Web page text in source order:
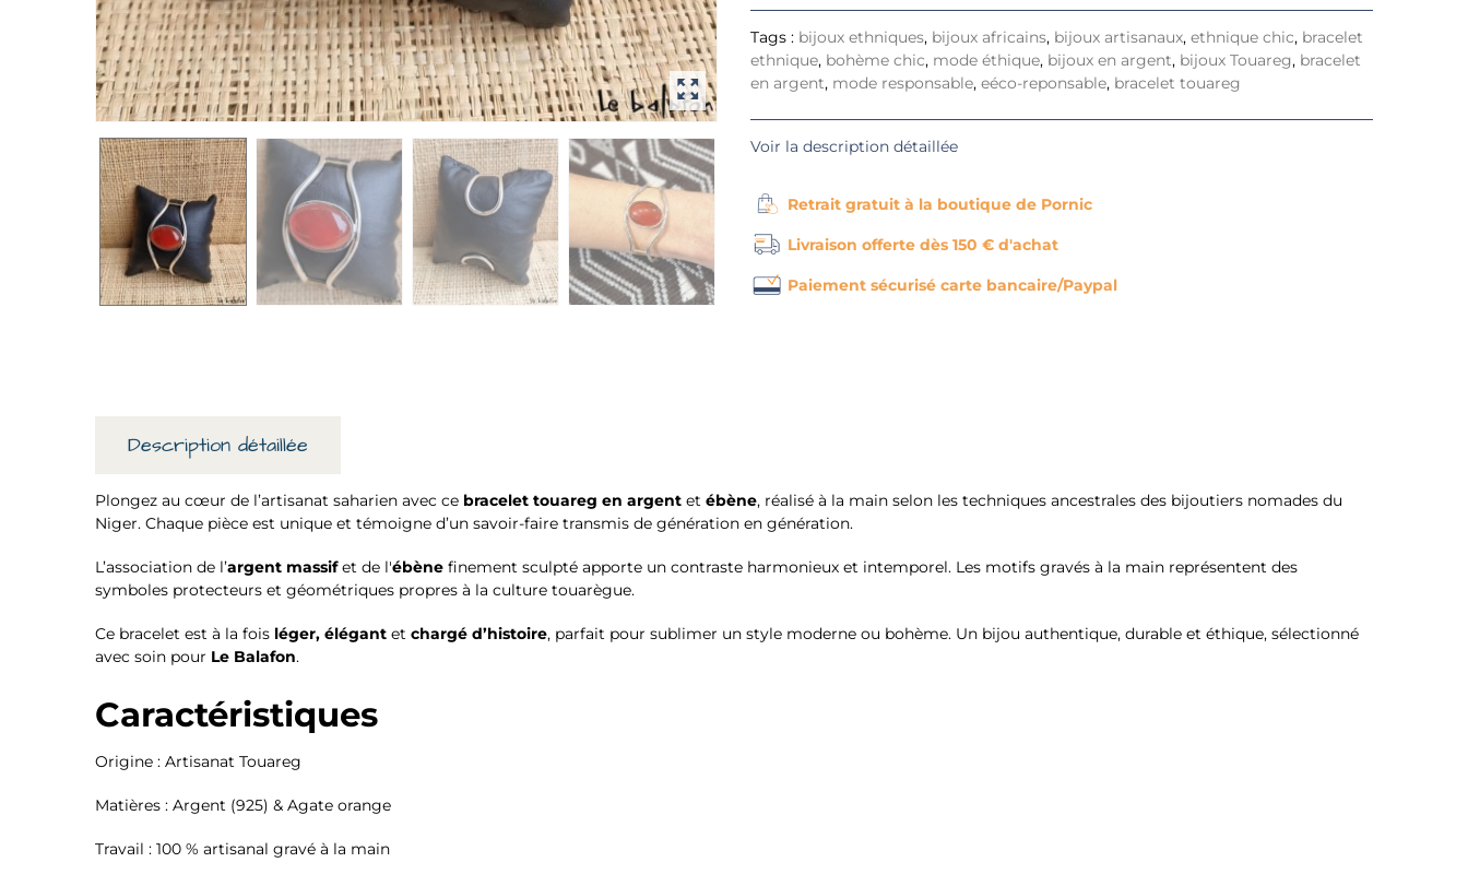
Tags : bijoux ethniques, bijoux africains, bijoux artisanaux, ethnique chic, bracelet
ethnique, bohème chic, mode éthique, bijoux en argent, bijoux Touareg, bracelet
en argent, mode responsable, eéco-reponsable, bracelet touareg
Voir la description détaillée
Retrait gratuit à la boutique de Pornic
Livraison offerte dès 150 € d'achat
Paiement sécurisé carte bancaire/Paypal
Description détaillée
Plongez au cœur de l’artisanat saharien avec ce bracelet touareg en argent et ébène, réalisé à la main selon les techniques ancestrales des bijoutiers nomades du
Niger. Chaque pièce est unique et témoigne d’un savoir-faire transmis de génération en génération.
L’association de l’argent massifet de l'ébène finement sculpté apporte un contraste harmonieux et intemporel. Les motifs gravés à la main représentent des
symboles protecteurs et géométriques propres à la culture touarègue.
Ce bracelet est à la fois léger, élégant et chargé d’histoire, parfait pour sublimer un style moderne ou bohème. Un bijou authentique, durable et éthique, sélectionné
avec soin pour Le Balafon.
Caractéristiques
Origine : Artisanat Touareg
Matières : Argent (925) & Agate orange
Travail : 100 % artisanal gravé à la main